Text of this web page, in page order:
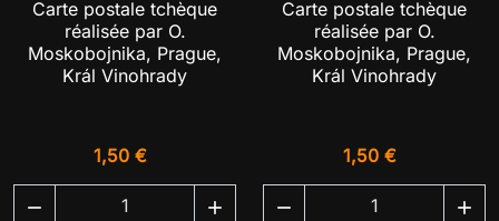
Carte postale tchèque
réalisée par O.
Moskobojnika, Prague,
Král Vinohrady
1,50 €
 
Carte postale tchèque
réalisée par O.
Moskobojnika, Prague,
Král Vinohrady
1,50 €
 